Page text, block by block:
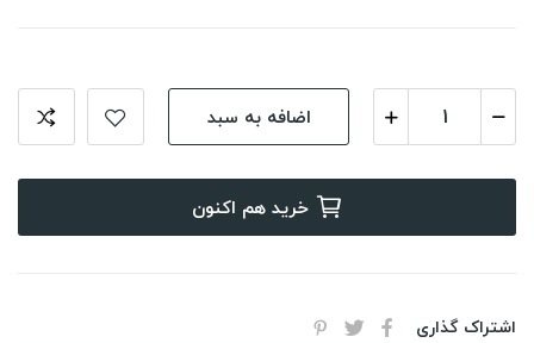
اضافه به سبد
خرید هم اکنون
اشتراک گذاری